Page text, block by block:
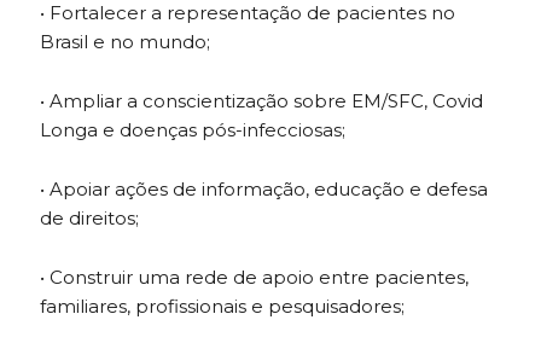
• Fortalecer a representação de pacientes no
Brasil e no mundo;
• Ampliar a conscientização sobre EM/SFC, Covid
Longa e doenças pós-infecciosas;
• Apoiar ações de informação, educação e defesa
de direitos;
• Construir uma rede de apoio entre pacientes,
familiares, profissionais e pesquisadores;